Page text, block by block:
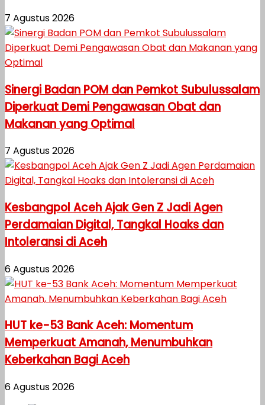
7 Agustus 2026
Sinergi Badan POM dan Pemkot Subulussalam
Diperkuat Demi Pengawasan Obat dan
Makanan yang Optimal
7 Agustus 2026
Kesbangpol Aceh Ajak Gen Z Jadi Agen
Perdamaian Digital, Tangkal Hoaks dan
Intoleransi di Aceh
6 Agustus 2026
HUT ke-53 Bank Aceh: Momentum
Memperkuat Amanah, Menumbuhkan
Keberkahan Bagi Aceh
6 Agustus 2026